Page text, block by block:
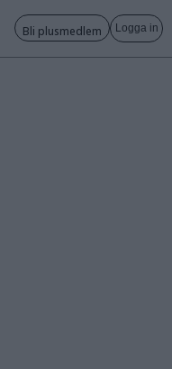
Bli plusmedlem Logga in